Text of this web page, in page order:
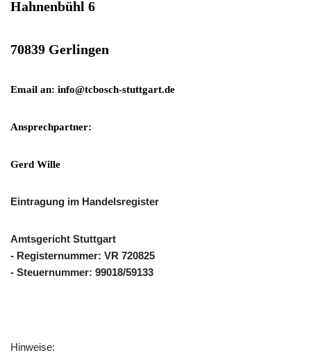
Hahnenbühl 6
70839 Gerlingen
Email an: info@tcbosch-stuttgart.de
Ansprechpartner:
Gerd Wille
Eintragung im Handelsregister
Amtsgericht Stuttgart
- Registernummer: VR 720825
- Steuernummer: 99018/59133
Hinweise: